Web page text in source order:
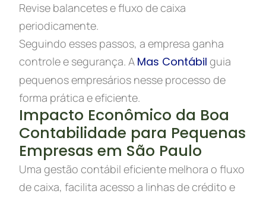
Revise balancetes e fluxo de caixa
periodicamente.
Seguindo esses passos, a empresa ganha
controle e segurança. A Mas Contábil guia
pequenos empresários nesse processo de
forma prática e eficiente.
Impacto Econômico da Boa
Contabilidade para Pequenas
Empresas em São Paulo
Uma gestão contábil eficiente melhora o fluxo
de caixa, facilita acesso a linhas de crédito e